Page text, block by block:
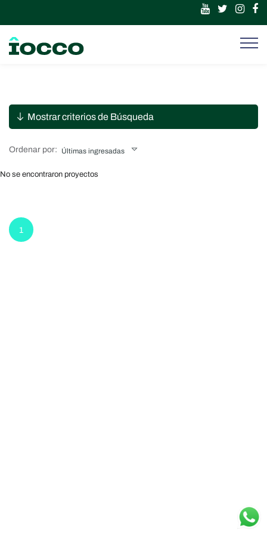
Mostrar criterios de Búsqueda
Ordenar por: Últimas ingresadas
No se encontraron proyectos
1